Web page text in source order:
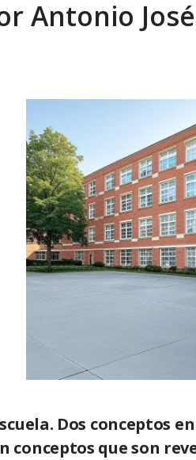
Antonio
Dos conceptos
conceptos que son